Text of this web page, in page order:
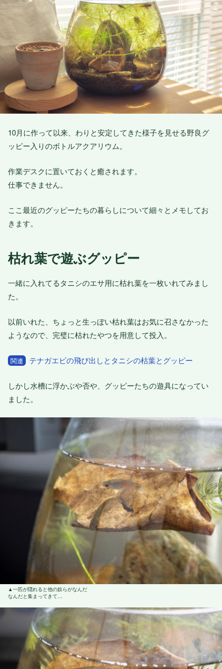
10月に作って以来、わりと安定してきた様子を見せる野良グ
ッピー入りのボトルアクアリウム。
作業デスクに置いておくと癒されます。
仕事できません。
ここ最近のグッピーたちの暮らしについて細々とメモしてお
きます。
枯れ葉で遊ぶグッピー
一緒に入れてるタニシのエサ用に枯れ葉を一枚いれてみまし
た。
以前いれた、ちょっと生っぽい枯れ葉はお気に召さなかった
ようなので、完璧に枯れたやつを用意して投入。
関連 テナガエビの飛び出しとタニシの枯葉とグッピー
しかし水槽に浮かぶや否や、グッピーたちの遊具になってい
ました。
一匹が隠れると他の奴らがなんだ
なんだと集まってきて…